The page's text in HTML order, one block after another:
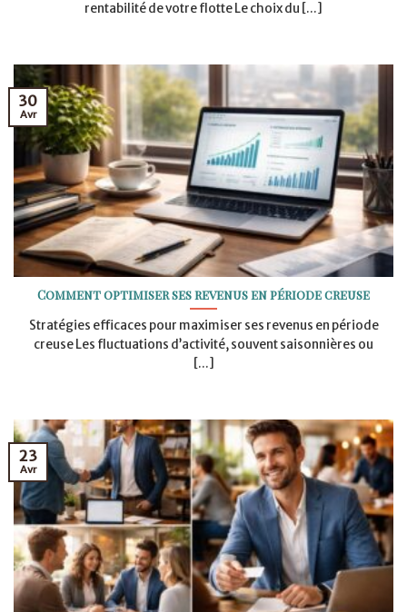
rentabilité de votre flotte Le choix du [...]
Comment optimiser ses revenus en période creuse
Stratégies efficaces pour maximiser ses revenus en période
creuse Les fluctuations d’activité, souvent saisonnières ou
[...]
30
Avr
23
Avr